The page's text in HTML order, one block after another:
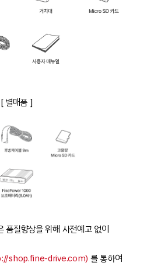
[ 별매품 ]
품질향상을 위해 사전예고 없이
shop.fine-drive.com) 를 통하여